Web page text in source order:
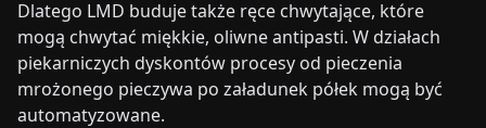
Dlatego LMD buduje także ręce chwytające, które
mogą chwytać miękkie, oliwne antipasti. W działach
piekarniczych dyskontów procesy od pieczenia
mrożonego pieczywa po załadunek półek mogą być
automatyzowane.